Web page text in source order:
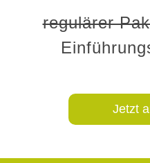
regulärer
Jetzt